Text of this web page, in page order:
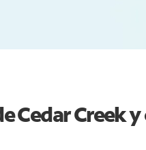
Cedar Creek